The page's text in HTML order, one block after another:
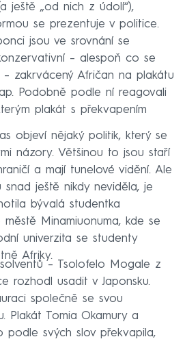
ještě „od nich z údolí“),
se prezentuje v politice.
jsou ve srovnání se
– alespoň co se
zakrvácený Afričan na plakátu
Podobně podle ní reagovali
plakát s překvapením
objeví nějaký politik, který se
názory. Většinou to jsou staří
a mají tunelové vidění. Ale
ještě nikdy neviděla, je
bývalá studentka
Minamiuonuma, kde se
univerzita se studenty
Afriky.
– Tsolofelo Mogale z
rozhodl usadit v Japonsku.
společně se svou
Plakát Tomia Okamury a
podle svých slov překvapila,